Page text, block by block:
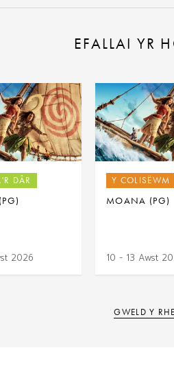
EFALLAI YR
DÂR
2026
Y COLISËWM
MOANA (PG)
10 - 13 Awst
GWELD Y